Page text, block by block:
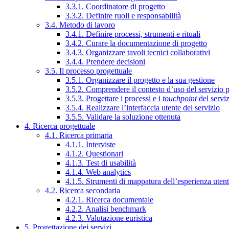
3.3.1. Coordinatore di progetto
3.3.2. Definire ruoli e responsabilità
3.4. Metodo di lavoro
3.4.1. Definire processi, strumenti e rituali
3.4.2. Curare la documentazione di progetto
3.4.3. Organizzare tavoli tecnici collaborativi
3.4.4. Prendere decisioni
3.5. Il processo progettuale
3.5.1. Organizzare il progetto e la sua gestione
3.5.2. Comprendere il contesto d’uso del servizio
3.5.3. Progettare i processi e i touchpointdel
3.5.4. Realizzare l’interfaccia utente del servizio
3.5.5. Validare la soluzione ottenuta
4. Ricerca progettuale
4.1. Ricerca primaria
4.1.1. Interviste
4.1.2. Questionari
4.1.3. Test di usabilità
4.1.4. Web analytics
4.1.5. Strumenti di mappatura dell’esperienza
4.2. Ricerca secondaria
4.2.1. Ricerca documentale
4.2.2. Analisi benchmark
4.2.3. Valutazione euristica
5. Progettazione dei servizi